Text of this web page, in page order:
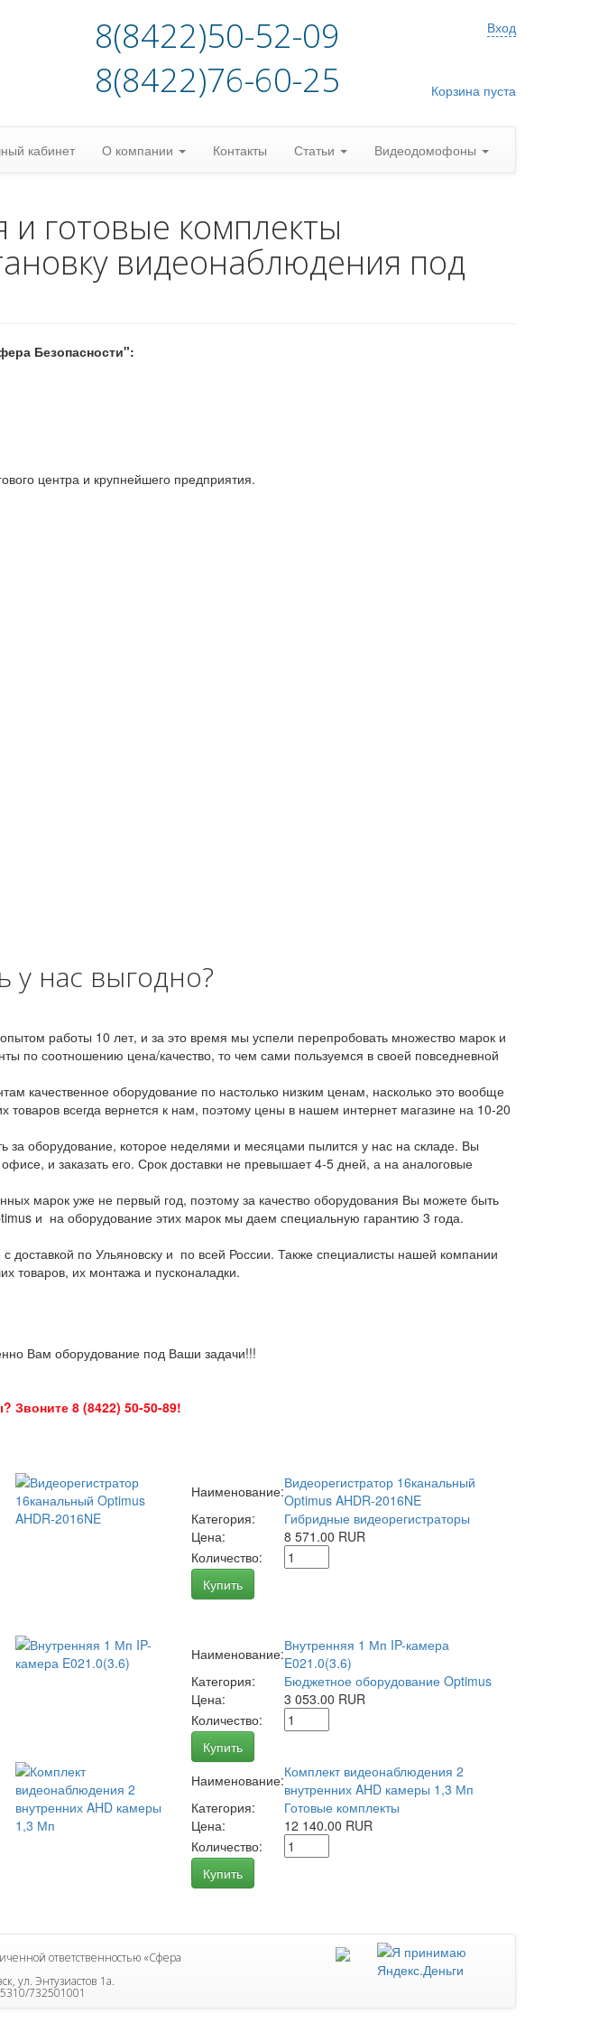
8(8422)50-52-09
8(8422)76-60-25
Вход
Корзина пуста
кабинет О компании Контакты Статьи Видеодомофоны
готовые комплекты
видеонаблюдения под
Безопасности":
центра и крупнейшего предприятия.
у нас выгодно?
работы 10 лет, и за это время мы успели перепробовать множество марок и
по соотношению цена/качество, то чем сами пользуемся в своей повседневной
качественное оборудование по настолько низким ценам, насколько это вообще
всегда вернется к нам, поэтому цены в нашем интернет магазине на 10-20
за оборудование, которое неделями и месяцами пылится у нас на складе. Вы
и заказать его. Срок доставки не превышает 4-5 дней, а на аналоговые
марок уже не первый год, поэтому за качество оборудования Вы можете быть
и на оборудование этих марок мы даем специальную гарантию 3 года.
доставкой по Ульяновску и по всей России. Также специалисты нашей компании
товаров, их монтажа и пусконаладки.
Вам оборудование под Ваши задачи!!!
Звоните 8 (8422) 50-50-89!
Наименование:Видеорегистратор 16канальный
Optimus AHDR-2016NE
Категория:
Гибридные видеорегистраторы
Цена:
8 571.00 RUR
Количество:
Купить
Наименование:Внутренняя 1 Мп IP-камера
E021.0(3.6)
Категория:
Бюджетное оборудование Optimus
Цена:
3 053.00 RUR
Количество:
Купить
Наименование:Комплект видеонаблюдения 2
внутренних AHD камеры 1,3 Мп
Категория:
Готовые комплекты
Цена:
12 140.00 RUR
Количество:
Купить
ответственностью «Сфера
ул. Энтузиастов 1а.
732501001